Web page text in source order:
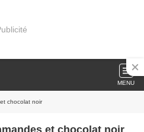
MENU
chocolat noir
et chocolat noir